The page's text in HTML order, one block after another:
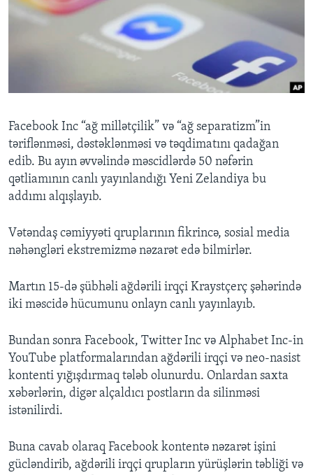
Facebook Inc “ağ millətçilik” və “ağ separatizm”in
təriflənməsi, dəstəklənməsi və təqdimatını qadağan
edib. Bu ayın əvvəlində məscidlərdə 50 nəfərin
qətliamının canlı yayınlandığı Yeni Zelandiya bu
addımı alqışlayıb.
Vətəndaş cəmiyyəti qruplarının fikrincə, sosial media
nəhəngləri ekstremizmə nəzarət edə bilmirlər.
Martın 15-də şübhəli ağdərili irqçi Kraystçerç şəhərində
iki məscidə hücumunu onlayn canlı yayınlayıb.
Bundan sonra Facebook, Twitter Inc və Alphabet Inc-in
YouTube platformalarından ağdərili irqçi və neo-nasist
kontenti yığışdırmaq tələb olunurdu. Onlardan saxta
xəbərlərin, digər alçaldıcı postların da silinməsi
istənilirdi.
Buna cavab olaraq Facebook kontentə nəzarət işini
gücləndirib, ağdərili irqçi qrupların yürüşlərin təbliği və